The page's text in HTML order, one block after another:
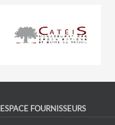
ESPACE FOURNISSEURS